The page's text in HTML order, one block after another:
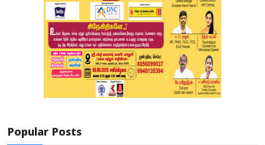
Popular Posts